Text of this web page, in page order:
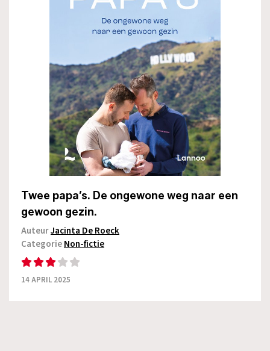
Twee papa’s. De ongewone weg naar een
gewoon gezin.
AuteurJacinta De Roeck
CategorieNon-fictie
14 APRIL 2025